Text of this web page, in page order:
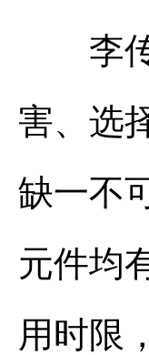
李传
害、选
缺一不
元件均
用时限